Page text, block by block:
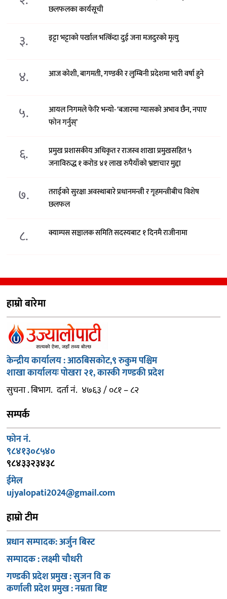
छलफलका कार्यसूची
३. इट्टा भट्टाको पर्खाल भत्किँदा दुई जना मजदुरको मृत्यु
४. आज कोशी, बागमती, गण्डकी र लुम्बिनी प्रदेशमा भारी वर्षा हुने
५.
आयल निगमले फेरि भन्याे- ‘बजारमा ग्यासको अभाव छैन, नपाए
फोन गर्नुस्’
६.
प्रमुख प्रशासकीय अधिकृत र राजस्व शाखा प्रमुखसहित ५
जनाविरुद्ध १ करोड ४१ लाख रुपैयाँको भ्रष्टाचार मुद्दा
७.
तराईको सुरक्षा अवस्थाबारे प्रधानमन्त्री र गृहमन्त्रीबीच विशेष
छलफल
८. क्याम्पस सञ्चालक समिति सदस्यबाट १ दिनमै राजीनामा
हाम्रो बारेमा
केन्द्रीय कार्यालय : आठबिसकोट,९ रुकुम पश्चिम
शाखा कार्यालयः पोखरा २१, कास्की गण्डकी प्रदेश
सुचना . बिभाग. दर्ता नं. ४७६३ / ०८१ – ८२
सम्पर्क
फोन नं.
९८४१३०८५४०
९८४३३२३४३८
ईमेल
ujyalopati2024@gmail.com
हाम्रो टीम
प्रधान सम्पादक: अर्जुन बिस्ट
सम्पादक : लक्ष्मी चौधरी
गण्डकी प्रदेश प्रमुख : सुजन वि क
कर्णाली प्रदेश प्रमुख : नम्रता बिष्ट